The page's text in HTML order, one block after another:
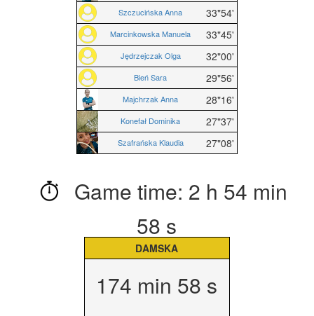
Szczucińska Anna 33"54'
Marcinkowska Manuela 33"45'
Jędrzejczak Olga 32"00'
Bień Sara 29"56'
Majchrzak Anna 28"16'
Konefał Dominika 27"37'
Szafrańska Klaudia 27"08'
Game time: 2 h 54 min
58 s
DAMSKA
174 min 58 s